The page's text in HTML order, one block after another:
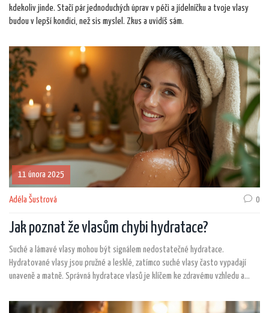
kdekoliv jinde. Stačí pár jednoduchých úprav v péči a jídelníčku a tvoje vlasy
budou v lepší kondici, než sis myslel. Zkus a uvidíš sám.
11 února 2025
Adéla Šustrová 0
Jak poznat že vlasům chybi hydratace?
Suché a lámavé vlasy mohou být signálem nedostatečné hydratace.
Hydratované vlasy jsou pružné a lesklé, zatímco suché vlasy často vypadají
unaveně a matně. Správná hydratace vlasů je klíčem ke zdravému vzhledu a
jak rozpoznat a zlepšit hydrataci vašich vlasů.